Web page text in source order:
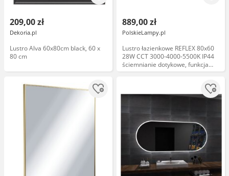
209,00 zł
Dekoria.pl
Lustro Alva 60x80cm black, 60 x
80 cm
889,00 zł
PolskieLampy.pl
Lustro łazienkowe REFLEX 80x60
28W CCT 3000-4000-5500K IP44
ściemnianie dotykowe, funkcja
odparowania 8421797990770 -